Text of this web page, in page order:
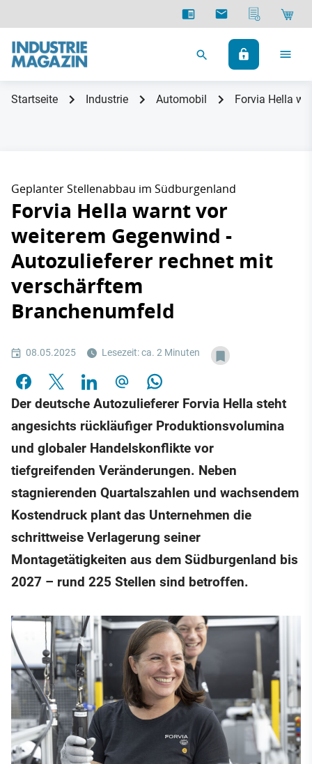
Startseite Industrie Automobil Forvia Hella
Geplanter Stellenabbau im Südburgenland
Forvia Hella warnt vor
weiterem Gegenwind -
Autozulieferer rechnet mit
verschärftem
Branchenumfeld
08.05.2025 Lesezeit: ca. 2 Minuten
Der deutsche Autozulieferer Forvia Hella steht
angesichts rückläufiger Produktionsvolumina
und globaler Handelskonflikte vor
tiefgreifenden Veränderungen. Neben
stagnierenden Quartalszahlen und wachsendem
Kostendruck plant das Unternehmen die
schrittweise Verlagerung seiner
Montagetätigkeiten aus dem Südburgenland bis
2027 – rund 225 Stellen sind betroffen.